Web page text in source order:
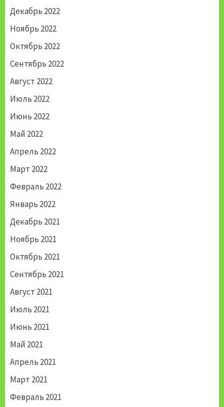
Декабрь 2022
Ноябрь 2022
Октябрь 2022
Сентябрь 2022
Август 2022
Июль 2022
Июнь 2022
Май 2022
Апрель 2022
Март 2022
Февраль 2022
Январь 2022
Декабрь 2021
Ноябрь 2021
Октябрь 2021
Сентябрь 2021
Август 2021
Июль 2021
Июнь 2021
Май 2021
Апрель 2021
Март 2021
Февраль 2021